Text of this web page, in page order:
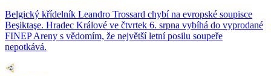
Belgický křídelník Leandro Trossard chybí na evropské soupisce
Beşiktaşe. Hradec Králové ve čtvrtek 6. srpna vybíhá do vyprodané
FINEP Areny s vědomím, že největší letní posilu soupeře
nepotkává.